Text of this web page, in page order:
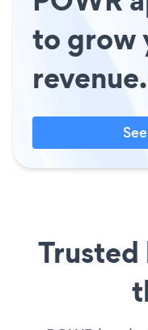
to grow
revenue.